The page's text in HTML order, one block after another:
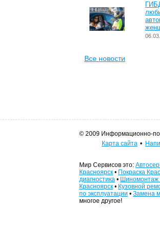
Все новости
© 2009 Информационно-
Карта сайта •
Мир Сервисов это:
Красноярск • Покраска
диагностика • Шиномонтаж
Красноярск • Кузовной
по эксплуатации • Замена
многое другое!